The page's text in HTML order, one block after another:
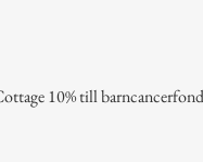
10% till